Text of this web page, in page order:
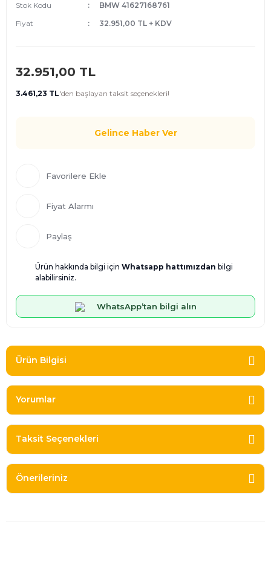
Stok Kodu
BMW 41627168761
Fiyat
32.951,00 TL + KDV
32.951,00 TL
3.461,23 TL'den başlayan taksit seçenekleri!
Gelince Haber Ver
Fiyat Alarmı
Paylaş
Ürün hakkında bilgi için Whatsapp hattımızdan bilgi
alabilirsiniz.
WhatsApp’tan bilgi alın
Ürün Bilgisi
Yorumlar
Taksit Seçenekleri
Önerileriniz